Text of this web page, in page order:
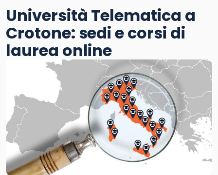
Università Telematica a
Crotone: sedi e corsi di
laurea online